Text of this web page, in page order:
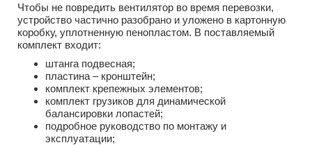
Чтобы не повредить вентилятор во время перевозки,
устройство частично разобрано и уложено в картонную
коробку, уплотненную пенопластом. В поставляемый
комплект входит:
штанга подвесная;
пластина – кронштейн;
комплект крепежных элементов;
комплект грузиков для динамической
балансировки лопастей;
подробное руководство по монтажу и
эксплуатации;